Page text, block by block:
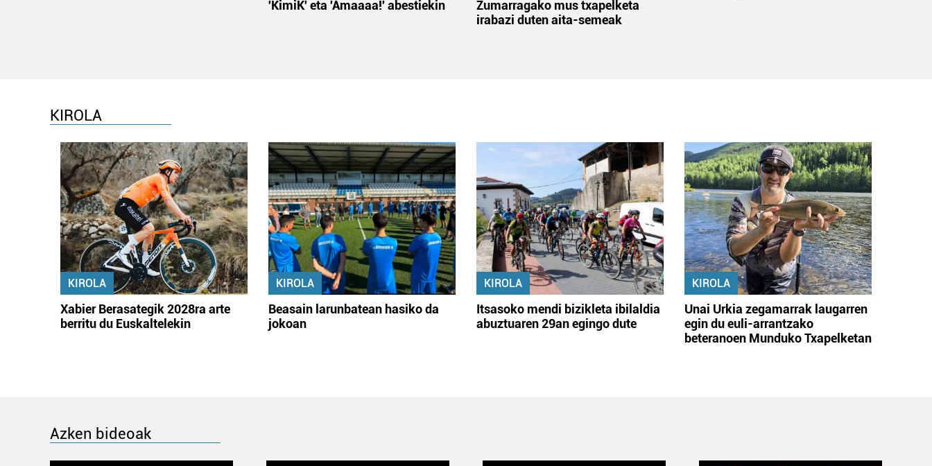
'KimiK' eta 'Amaaaa!' abestiekin
Zumarragako mus txapelketa
irabazi duten aita-semeak
KIROLA
KIROLA
Xabier Berasategik 2028ra arte
berritu du Euskaltelekin
KIROLA
Beasain larunbatean hasiko da
jokoan
KIROLA
Itsasoko mendi bizikleta ibilaldia
abuztuaren 29an egingo dute
KIROLA
Unai Urkia zegamarrak laugarren
egin du euli-arrantzako
beteranoen Munduko Txapelketan
Azken bideoak